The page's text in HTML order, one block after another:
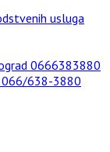
usluga
0666383880
066/638-3880